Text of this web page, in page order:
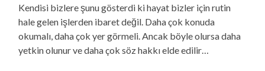
Kendisi bizlere şunu gösterdi ki hayat bizler için rutin
hale gelen işlerden ibaret değil. Daha çok konuda
okumalı, daha çok yer görmeli. Ancak böyle olursa daha
yetkin olunur ve daha çok söz hakkı elde edilir…